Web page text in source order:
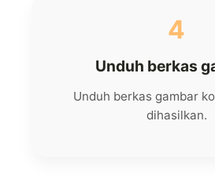
4
Unduh berkas
Unduh berkas gambar
dihasilkan.